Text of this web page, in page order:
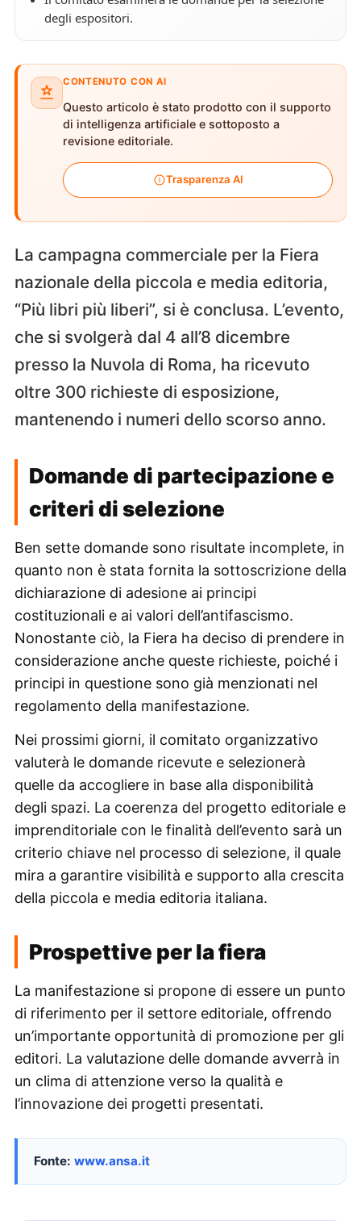
degli espositori.
CONTENUTO CON AI
Questo articolo è stato prodotto con il supporto
di intelligenza artificiale e sottoposto a
revisione editoriale.
Trasparenza AI
La campagna commerciale per la Fiera
nazionale della piccola e media editoria,
“Più libri più liberi”, si è conclusa. L’evento,
che si svolgerà dal 4 all’8 dicembre
presso la Nuvola di Roma, ha ricevuto
oltre 300 richieste di esposizione,
mantenendo i numeri dello scorso anno.
Domande di partecipazione e
criteri di selezione
Ben sette domande sono risultate incomplete, in
quanto non è stata fornita la sottoscrizione della
dichiarazione di adesione ai principi
costituzionali e ai valori dell’antifascismo.
Nonostante ciò, la Fiera ha deciso di prendere in
considerazione anche queste richieste, poiché i
principi in questione sono già menzionati nel
regolamento della manifestazione.
Nei prossimi giorni, il comitato organizzativo
valuterà le domande ricevute e selezionerà
quelle da accogliere in base alla disponibilità
degli spazi. La coerenza del progetto editoriale e
imprenditoriale con le finalità dell’evento sarà un
criterio chiave nel processo di selezione, il quale
mira a garantire visibilità e supporto alla crescita
della piccola e media editoria italiana.
Prospettive per la fiera
La manifestazione si propone di essere un punto
di riferimento per il settore editoriale, offrendo
un’importante opportunità di promozione per gli
editori. La valutazione delle domande avverrà in
un clima di attenzione verso la qualità e
l’innovazione dei progetti presentati.
Fonte: www.ansa.it